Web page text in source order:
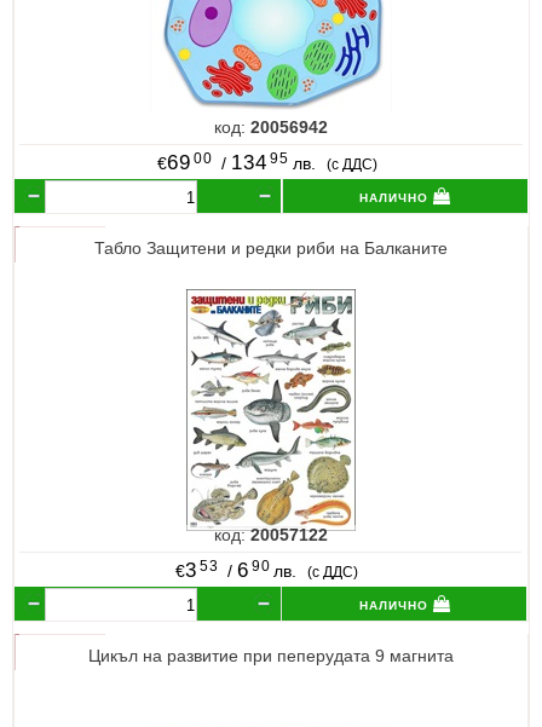
код: 20056942
€69 00 / 134 95 лв. (с ДДС)
налично
Табло Защитени и редки риби на Балканите
код:20057122
€3 53 / 6 90 лв. (с ДДС)
налично
Цикъл на развитие при пеперудата 9 магнита